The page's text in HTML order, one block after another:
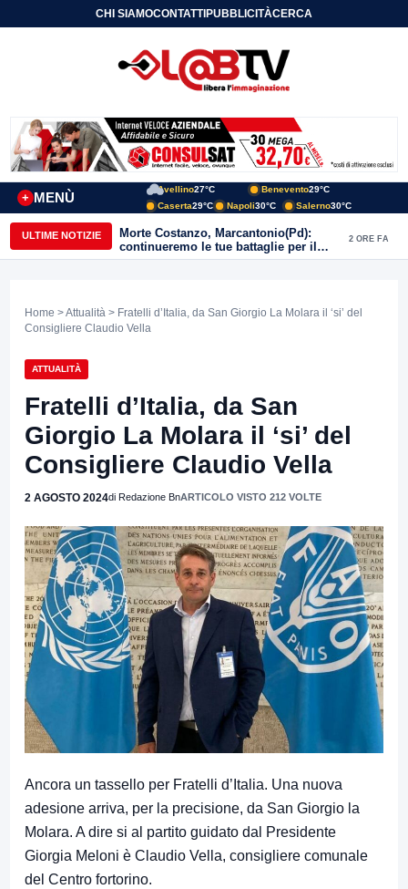
CHI SIAMOCONTATTIPUBBLICITÀCERCA
MENÙ
+
Avellino27°C Benevento29°C
Caserta29°C Napoli30°C Salerno30°C
ULTIME NOTIZIE
Morte Costanzo, Marcantonio(Pd):
continueremo le tue battaglie per il
Sannio
2 ORE FA
Home >Attualità > Fratelli d’Italia, da San Giorgio La Molara il ‘si’ del
Consigliere Claudio Vella
ATTUALITÀ
Fratelli d’Italia, da San
Giorgio La Molara il ‘si’ del
Consigliere Claudio Vella
2 AGOSTO 2024di Redazione BnARTICOLO VISTO 212 VOLTE
Ancora un tassello per Fratelli d’Italia. Una nuova
adesione arriva, per la precisione, da San Giorgio la
Molara. A dire si al partito guidato dal Presidente
Giorgia Meloni è Claudio Vella, consigliere comunale
del Centro fortorino.